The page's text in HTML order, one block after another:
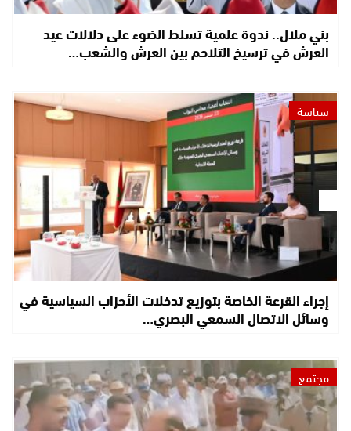
بني ملال.. ندوة علمية تسلط الضوء على دلالات عيد
العرش في ترسيخ التلاحم بين العرش والشعب…
سياسة
إجراء القرعة الخاصة بتوزيع تدخلات الأحزاب السياسية في
وسائل الاتصال السمعي البصري…
مجتمع